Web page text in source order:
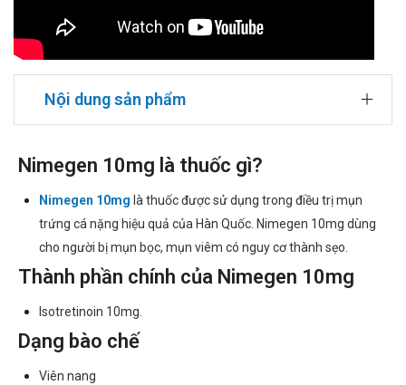
Nội dung sản phẩm
Nimegen 10mg là thuốc gì?
Nimegen 10mg là thuốc được sử dụng trong điều trị mụn
trứng cá nặng hiệu quả của Hàn Quốc. Nimegen 10mg dùng
cho người bị mụn bọc, mụn viêm có nguy cơ thành sẹo.
Thành phần chính của Nimegen 10mg
Isotretinoin 10mg.
Dạng bào chế
Viên nang